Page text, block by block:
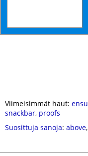
Viimeisimmät haut:
snackbar, proofs
Suosittuja sanoja: above,